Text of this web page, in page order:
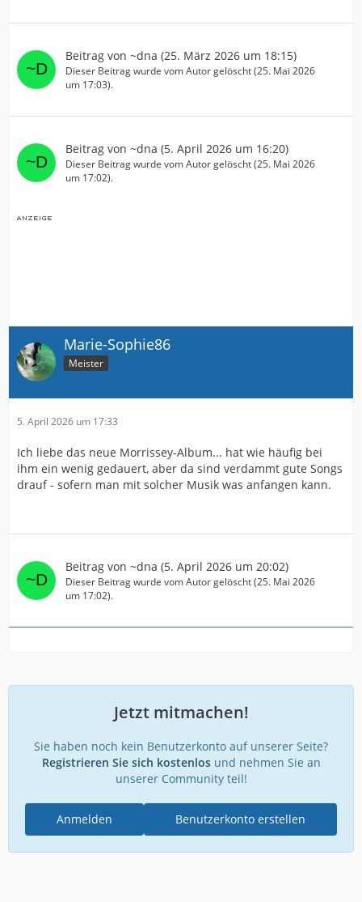
Beitrag von ~dna (25. März 2026 um 18:15)
Dieser Beitrag wurde vom Autor gelöscht (25. Mai 2026
um 17:03).
Beitrag von ~dna (5. April 2026 um 16:20)
Dieser Beitrag wurde vom Autor gelöscht (25. Mai 2026
um 17:02).
Marie-Sophie86
Meister
5. April 2026 um 17:33
Ich liebe das neue Morrissey-Album... hat wie häufig bei
ihm ein wenig gedauert, aber da sind verdammt gute Songs
drauf - sofern man mit solcher Musik was anfangen kann.
Beitrag von ~dna (5. April 2026 um 20:02)
Dieser Beitrag wurde vom Autor gelöscht (25. Mai 2026
um 17:02).
Jetzt mitmachen!
Sie haben noch kein Benutzerkonto auf unserer Seite?
Registrieren Sie sich kostenlosund nehmen Sie an
unserer Community teil!
Benutzerkonto erstellen
Anmelden